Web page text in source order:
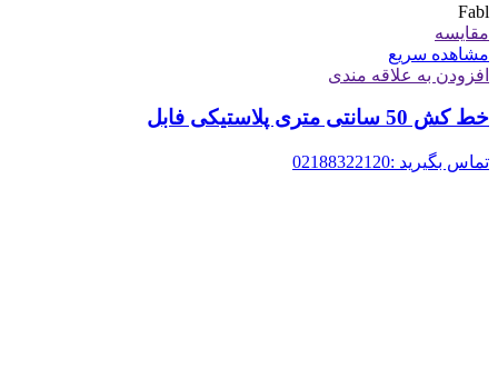
Fabl
مقایسه
مشاهده سریع
افزودن به علاقه مندی
خط کش 50 سانتی متری پلاستیکی فابل
تماس بگیرید :02188322120